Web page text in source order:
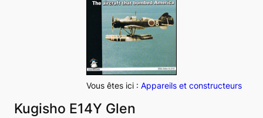
c
h
e
r
Vous êtes ici : Appareils et constructeurs
Kugisho E14Y Glen